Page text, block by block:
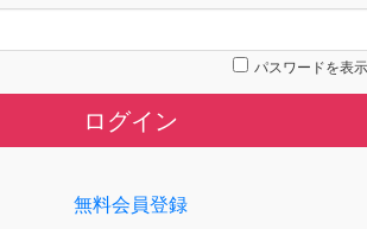
パスワードを表
ログイン
無料会員登録